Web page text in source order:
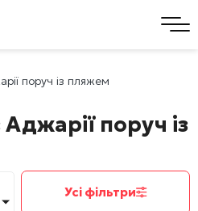
поруч із пляжем
поруч із
Усі фільтри